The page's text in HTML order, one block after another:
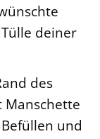
deiner
des
Manschette
und